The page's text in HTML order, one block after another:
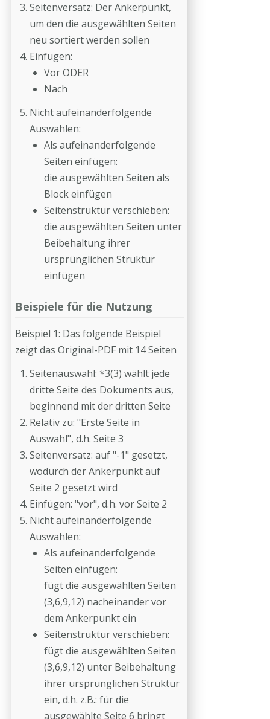
Seitenversatz: Der Ankerpunkt,
um den die ausgewählten Seiten
neu sortiert werden sollen
Einfügen:
Vor ODER
Nach
Nicht aufeinanderfolgende
Auswahlen:
Als aufeinanderfolgende
Seiten einfügen:
die ausgewählten Seiten als
Block einfügen
Seitenstruktur verschieben:
die ausgewählten Seiten unter
Beibehaltung ihrer
ursprünglichen Struktur
einfügen
Beispiele für die Nutzung
Beispiel 1: Das folgende Beispiel
zeigt das Original-PDF mit 14 Seiten
Seitenauswahl: *3(3) wählt jede
dritte Seite des Dokuments aus,
beginnend mit der dritten Seite
Relativ zu: "Erste Seite in
Auswahl", d.h. Seite 3
Seitenversatz: auf "-1" gesetzt,
wodurch der Ankerpunkt auf
Seite 2 gesetzt wird
Einfügen: "vor", d.h. vor Seite 2
Nicht aufeinanderfolgende
Auswahlen:
Als aufeinanderfolgende
Seiten einfügen:
fügt die ausgewählten Seiten
(3,6,9,12) nacheinander vor
dem Ankerpunkt ein
Seitenstruktur verschieben:
fügt die ausgewählten Seiten
(3,6,9,12) unter Beibehaltung
ihrer ursprünglichen Struktur
ein, d.h. z.B.: für die
ausgewählte Seite 6 bringt